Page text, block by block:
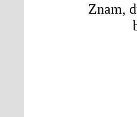
Znam,